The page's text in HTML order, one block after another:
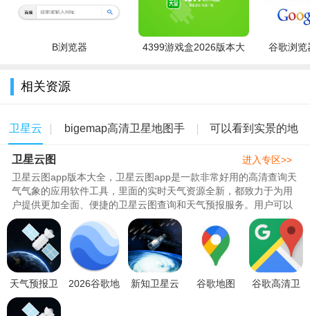
B浏览器
4399游戏盒2026版本大
谷歌浏览
相关资源
卫星云
图
bigemap高清卫星地图手 可以看到实景的地
图软件
卫星云图
卫星云图app版本大全，卫星云图app是一款非常好用的高清查询天
气气象的应用软件工具，里面的实时天气资源全新，都致力于为用
户提供更加全面、便捷的卫星云图查询和天气预报服务。用户可以
根据自己的需求选择合适的版本，了解天气情况和气象变化，更好
地安排自己的生活和工作。289为你们带来了卫星云图APP版本大
全，里面包含了高清版、手机版、安卓版等等内容，喜欢的快快来
289下载吧。..
进入专区>>
天气预报卫
星云图软件
下载手机版
2026谷歌地
新知卫星云
谷歌地图
谷歌高清卫